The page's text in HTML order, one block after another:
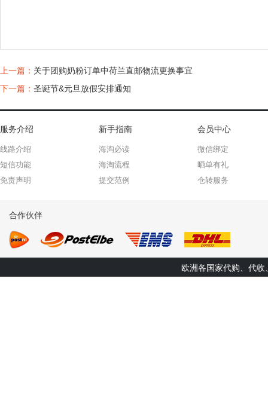
上一篇： 关于团购奶粉订单中荷兰直邮物流更换事宜
下一篇： 圣诞节&元旦放假安排通知
服务介绍
线路介绍
短信功能
免责声明
新手指南
海淘必读
海淘流程
提交范例
会员中心
微信绑定
晒单有礼
仓转服务
合作伙伴
欧洲各国家代购、代